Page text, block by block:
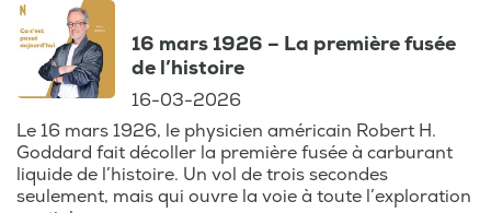
prononcé le célèbre "I Have a Dream", la
sortie du film "Les dents de la mer" ou le
premier vol dans escale entre New-York et
Paris, ce podcast vous propose un voyage
dans le temps au cœur des événements
qui ont façonné notre monde et notre
Belgique. Plongez dans l’atmosphère de
16 mars 1926 – La première fusée
de l’histoire
16-03-2026
Le 16 mars 1926, le physicien américain Robert H.
Goddard fait décoller la première fusée à carburant
liquide de l’histoire. Un vol de trois secondes
seulement, mais qui ouvre la voie à toute l’exploration